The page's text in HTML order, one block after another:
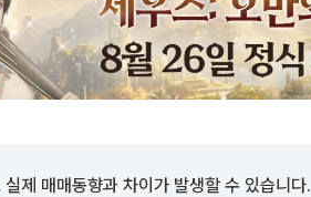
제 매매동향과 차이가 발생할 수 있습니다.